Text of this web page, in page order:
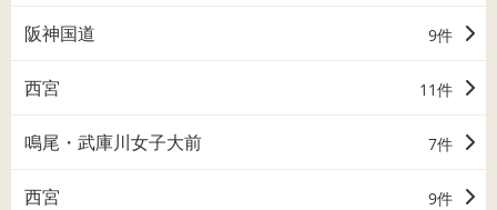
阪神国道 9件
西宮 11件
鳴尾・武庫川女子大前 7件
西宮 9件